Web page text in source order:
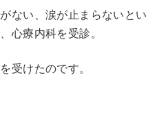
ない、涙が止まらないとい
心療内科を受診。
受けたのです。